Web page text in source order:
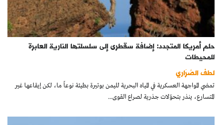
حلم أمريكا المتجدد: إضافة سقطرى إلى سلسلتها النارية العابرة
للمحيطات
لطف الصَّرَاري
تمضي المواجهة العسكرية في المياه البحرية لليمن بوتيرة بطيئة نوعاً ما، لكن إيقاعها غير
المتسارع، ينذر بتحوّلات جذرية لصراع القوى...